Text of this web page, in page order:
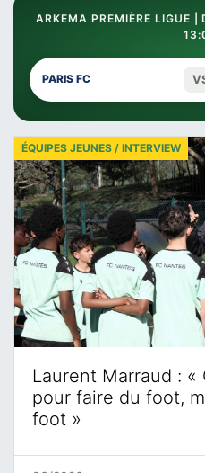
ARKEMA PREMIÈRE LIGUE
PARIS FC
Laurent Marraud : «
pour faire du foot,
foot »
ÉQUIPES JEUNES / INTERVIEW